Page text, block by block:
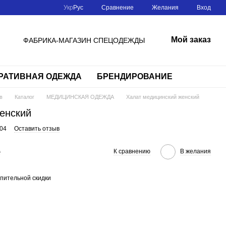
Укр Рус Сравнение Желания Вход
ФАБРИКА-МАГАЗИН СПЕЦОДЕЖДЫ Мой заказ
ОДЕЖДА БРЕНДИРОВАНИЕ
Каталог МЕДИЦИНСКАЯ ОДЕЖДА Халат медицинский женский
Оставить отзыв
К сравнению В желания
скидки